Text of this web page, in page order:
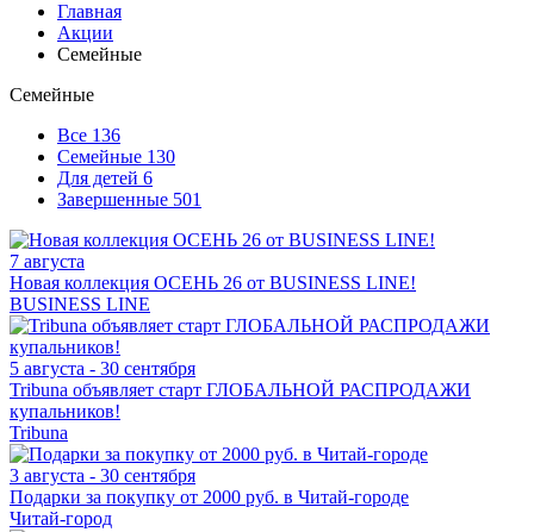
Главная
Акции
Семейные
Семейные
Все 136
Семейные 130
Для детей 6
Завершенные 501
7 августа
Новая коллекция ОСЕНЬ 26 от BUSINESS LINE!
BUSINESS LINE
5 августа - 30 сентября
Tribuna объявляет старт ГЛОБАЛЬНОЙ РАСПРОДАЖИ
купальников!
Tribuna
3 августа - 30 сентября
Подарки за покупку от 2000 руб. в Читай-городе
Читай-город